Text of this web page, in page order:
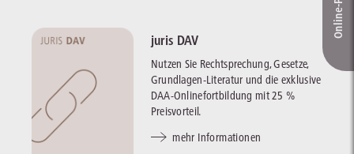
juris DAV
Nutzen Sie Rechtsprechung, Gesetze,
Grundlagen-Literatur und die exklusive
DAA-Onlinefortbildung mit 25 %
Preisvorteil.
mehr Informationen